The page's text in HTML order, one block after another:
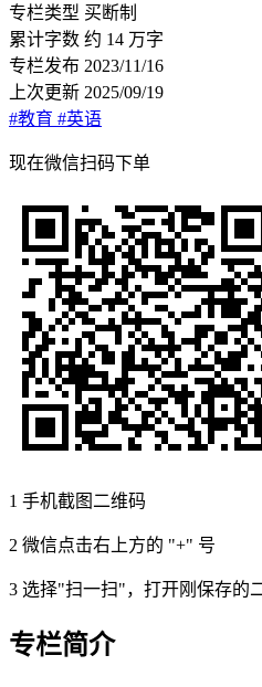
专栏类型 买断制
累计字数 约 14 万字
专栏发布 2023/11/16
上次更新 2025/09/19
#教育 #英语
现在微信扫码下单
1 手机截图二维码
2 微信点击右上方的 "+" 号
3 选择"扫一扫"，打开刚保存的
专栏简介